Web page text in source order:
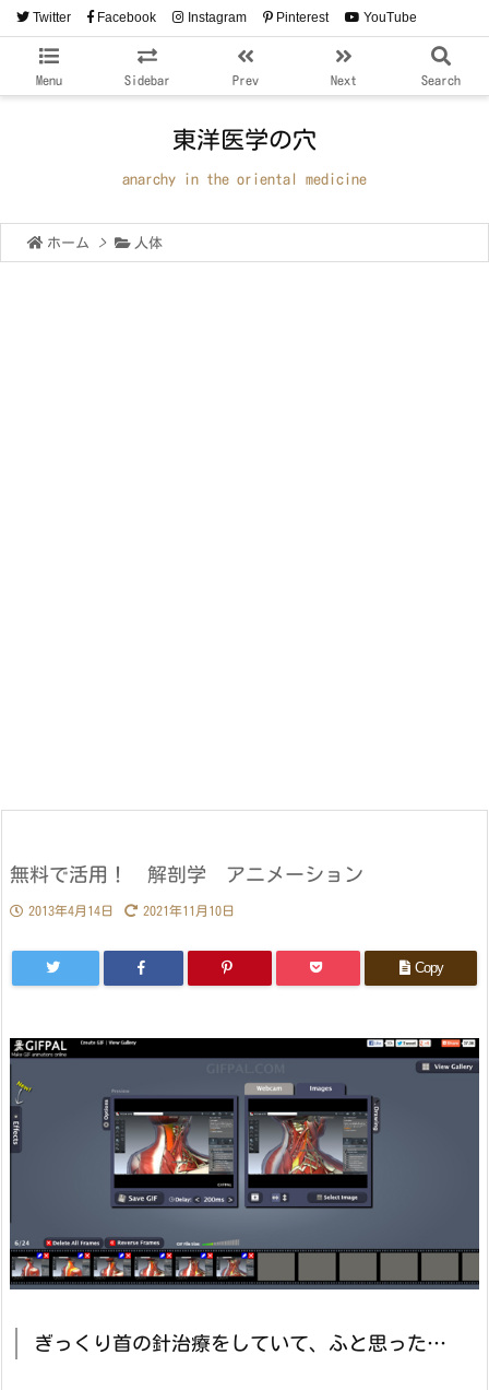
Menu Sidebar Prev Next Search
Twitter Facebook Instagram Pinterest YouTube
RSS
東洋医学の穴
anarchy in the oriental medicine
ホーム > 人体
無料で活用！ 解剖学 アニメーション
2013年4月14日 2021年11月10日
Copy
ぎっくり首の針治療をしていて、ふと思った…